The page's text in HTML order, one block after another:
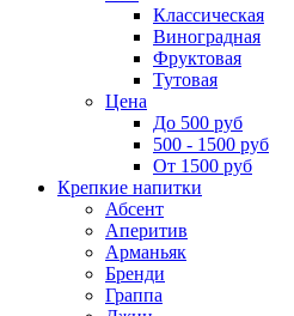
Классическая
Виноградная
Фруктовая
Тутовая
Цена
До 500 руб
500 - 1500 руб
От 1500 руб
Крепкие напитки
Абсент
Аперитив
Арманьяк
Бренди
Граппа